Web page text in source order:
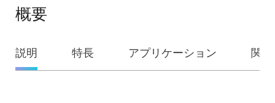
概要
概
要
説明 特長 アプリケーション 関